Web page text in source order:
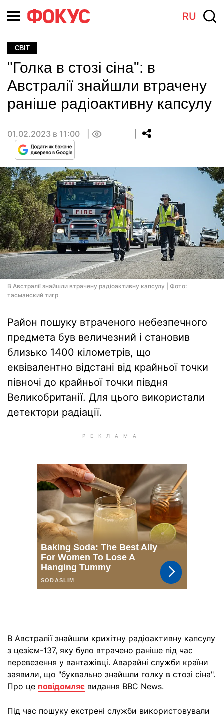
RU
СВІТ
"Голка в стозі сіна": в
Австралії знайшли втрачену
раніше радіоактивну капсулу
01.02.2023 в 11:00
В Австралії знайшли втрачену радіоактивну капсулу | Фото:
тасманский тигр
Район пошуку втраченого небезпечного
предмета був величезний і становив
близько 1400 кілометрів, що
еквівалентно відстані від крайньої точки
півночі до крайньої точки півдня
Великобританії. Для цього використали
детектори радіації.
В Австралії знайшли крихітну радіоактивну капсулу
з цезієм-137, яку було втрачено раніше під час
перевезення у вантажівці. Аварайні служби країни
заявили, що "буквально знайшли голку в стозі сіна".
Про це повідомляє видання ВВС News.
Під час пошуку екстрені служби використовували